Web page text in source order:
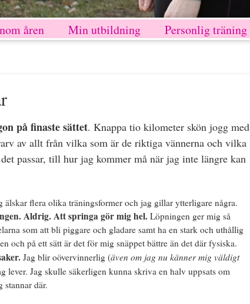
åren Min utbildning Personlig träning
på finaste sättet. Knappa tio kilometer skön jogg med
av allt från vilka som är de riktiga vännerna och vilka
passar, till hur jag kommer må när jag inte längre kan
älskar flera olika träningsformer och jag gillar ytterligare några.
Aldrig.Att springa gör mig hel. Löpningen ger mig så
som att bli piggare och gladare samt ha en stark och uthållig
och på ett sätt är det för mig snäppet bättre än det där fysiska.
Jag blir oövervinnerlig (även om jag nu känner mig väldigt
lever. Jag skulle säkerligen kunna skriva en halv uppsats om
stannar där.